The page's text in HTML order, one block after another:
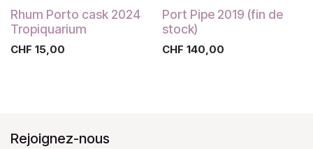
Rhum Porto cask 2024
Tropiquarium
CHF 15,00
Port Pipe 2019 (fin de
stock)
CHF 140,00
Rejoignez-nous